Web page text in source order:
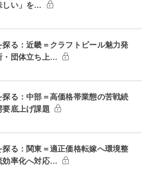
しい」を…
る：近畿＝クラフトビール魅力発
団体立ち上…
る：中部＝高価格帯業態の苦戦続
底上げ課題
る：関東＝適正価格転嫁へ環境整
率化へ対応…